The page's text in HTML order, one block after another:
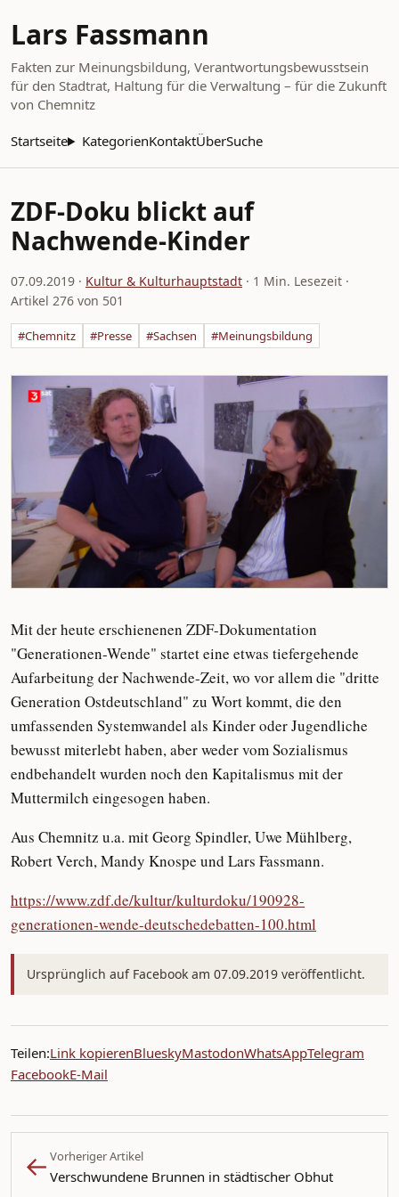
Lars Fassmann
Fakten zur Meinungsbildung, Verantwortungsbewusstsein
für den Stadtrat, Haltung für die Verwaltung – für die Zukunft
von Chemnitz
Startseite KategorienKontaktÜberSuche
ZDF-Doku blickt auf
Nachwende-Kinder
07.09.2019 · Kultur & Kulturhauptstadt · 1 Min. Lesezeit ·
Artikel 276 von 501
#Chemnitz #Presse #Sachsen #Meinungsbildung
Mit der heute erschienenen ZDF-Dokumentation
"Generationen-Wende" startet eine etwas tiefergehende
Aufarbeitung der Nachwende-Zeit, wo vor allem die "dritte
Generation Ostdeutschland" zu Wort kommt, die den
umfassenden Systemwandel als Kinder oder Jugendliche
bewusst miterlebt haben, aber weder vom Sozialismus
endbehandelt wurden noch den Kapitalismus mit der
Muttermilch eingesogen haben.
Aus Chemnitz u.a. mit Georg Spindler, Uwe Mühlberg,
Robert Verch, Mandy Knospe und Lars Fassmann.
https://www.zdf.de/kultur/kulturdoku/190928-
generationen-wende-deutschedebatten-100.html
Ursprünglich auf Facebook am 07.09.2019 veröffentlicht.
Teilen:Link kopierenBlueskyMastodonWhatsAppTelegram
FacebookE-Mail
← Vorheriger Artikel
Verschwundene Brunnen in städtischer Obhut